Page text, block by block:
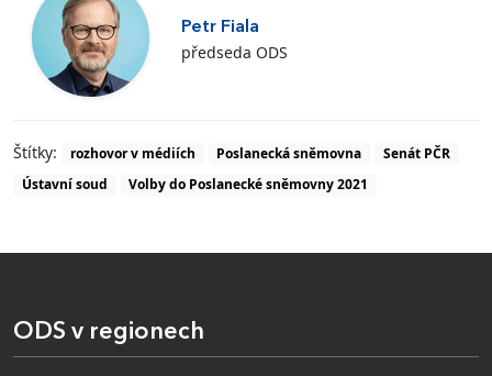
Petr Fiala
předseda ODS
Štítky: rozhovor v médiích Poslanecká sněmovna
Senát PČR
Ústavní soud
Volby do Poslanecké sněmovny 2021
ODS v regionech